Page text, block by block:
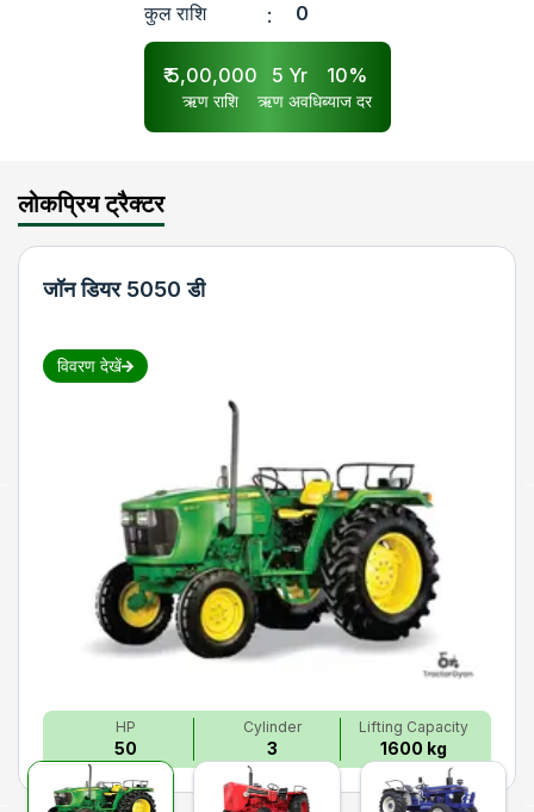
कुल राशि
: 0
₹5,00,000
ऋण राशि
5 Yr
ऋण अवधि
10%
ब्याज दर
लोकप्रिय ट्रैक्टर
जॉन डियर 5050 डी
विवरण देखें
HP
50
Cylinder
3
Lifting Capacity
1600 kg